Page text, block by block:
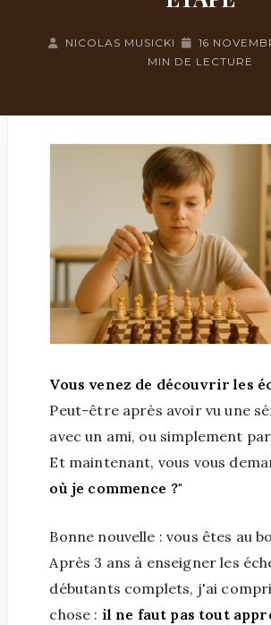
NICOLAS MUSICKI 16
MIN DE LECTURE
Vous venez de découvrir les
Peut-être après avoir vu une
avec un ami, ou simplement
Et maintenant, vous vous
où je commence ?"
Bonne nouvelle : vous êtes au
Après 3 ans à enseigner les
débutants complets, j'ai
chose : il ne faut pas tout